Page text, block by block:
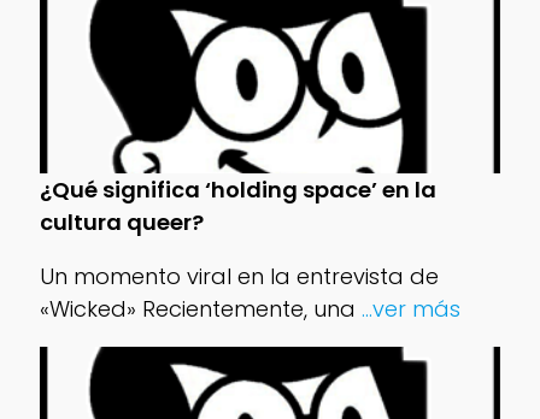
¿Qué significa ‘holding space’ en la
cultura queer?
Un momento viral en la entrevista de
«Wicked» Recientemente, una ...ver más